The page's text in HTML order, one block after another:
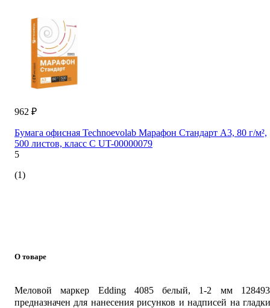
962 ₽
Бумага офисная Technoevolab Марафон Стандарт А3, 80 г/м²,
500 листов, класс С UT-00000079
5
(1)
О товаре
Меловой маркер Edding 4085 белый, 1-2 мм
предназначен для нанесения рисунков и надписей на